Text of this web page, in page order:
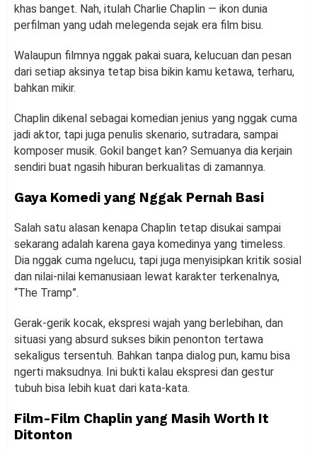
khas banget. Nah, itulah Charlie Chaplin — ikon dunia
perfilman yang udah melegenda sejak era film bisu.
Walaupun filmnya nggak pakai suara, kelucuan dan pesan
dari setiap aksinya tetap bisa bikin kamu ketawa, terharu,
bahkan mikir.
Chaplin dikenal sebagai komedian jenius yang nggak cuma
jadi aktor, tapi juga penulis skenario, sutradara, sampai
komposer musik. Gokil banget kan? Semuanya dia kerjain
sendiri buat ngasih hiburan berkualitas di zamannya.
Gaya Komedi yang Nggak Pernah Basi
Salah satu alasan kenapa Chaplin tetap disukai sampai
sekarang adalah karena gaya komedinya yang timeless.
Dia nggak cuma ngelucu, tapi juga menyisipkan kritik sosial
dan nilai-nilai kemanusiaan lewat karakter terkenalnya,
“The Tramp”.
Gerak-gerik kocak, ekspresi wajah yang berlebihan, dan
situasi yang absurd sukses bikin penonton tertawa
sekaligus tersentuh. Bahkan tanpa dialog pun, kamu bisa
ngerti maksudnya. Ini bukti kalau ekspresi dan gestur
tubuh bisa lebih kuat dari kata-kata.
Film-Film Chaplin yang Masih Worth It
Ditonton